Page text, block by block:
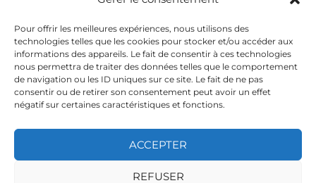
Pour offrir les meilleures expériences, nous utilisons des
technologies telles que les cookies pour stocker et/ou accéder aux
informations des appareils. Le fait de consentir à ces technologies
nous permettra de traiter des données telles que le comportement
de navigation ou les ID uniques sur ce site. Le fait de ne pas
consentir ou de retirer son consentement peut avoir un effet
négatif sur certaines caractéristiques et fonctions.
ACCEPTER
REFUSER
Contact
Addresse:4 rue Apollonios
33170 Gradignan
Mail: autismeguider@gmail.com